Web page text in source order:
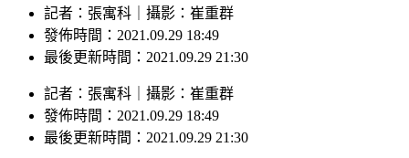
記者：張寓科｜攝影：崔重群
發佈時間：2021.09.29 18:49
最後更新時間：2021.09.29 21:30
記者 ： 張寓科 攝影 ： 崔重群
發佈時間： 2021.09.29 18:49
最後更新時間： 2021.09.29 21:30